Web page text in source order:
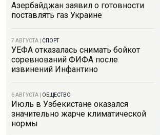
Азербайджан заявил о готовности
поставлять газ Украине
7 АВГУСТА СПОРТ
УЕФА отказалась снимать бойкот
соревнований ФИФА после
извинений Инфантино
6 АВГУСТА ОБЩЕСТВО
Июль в Узбекистане оказался
значительно жарче климатической
нормы